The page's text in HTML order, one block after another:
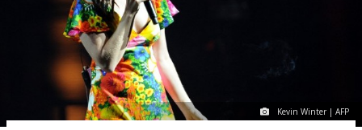
Kevin Winter | AFP